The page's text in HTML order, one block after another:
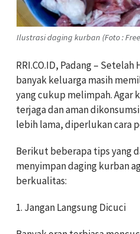
Ilustrasi daging kurban (Foto :
RRI.CO.ID, Padang – Setelah
banyak keluarga masih
yang cukup melimpah. Agar
terjaga dan aman
lebih lama, diperlukan cara
Berikut beberapa tips yang
menyimpan daging kurban
berkualitas:
1. Jangan Langsung Dicuci